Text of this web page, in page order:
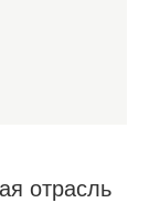
отрасль